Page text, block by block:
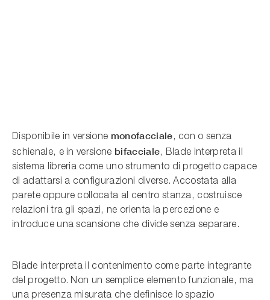
Disponibile in versione monofacciale , con o senza
schienale, e in versione bifacciale, Blade interpreta il
sistema libreria come uno strumento di progetto capace
di adattarsi a configurazioni diverse. Accostata alla
parete oppure collocata al centro stanza, costruisce
relazioni tra gli spazi, ne orienta la percezione e
introduce una scansione che divide senza separare.
Blade interpreta il contenimento come parte integrante
del progetto. Non un semplice elemento funzionale, ma
una presenza misurata che definisce lo spazio